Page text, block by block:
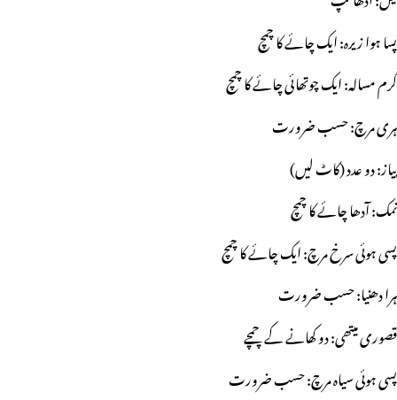
پسا ہوا زیرہ: ایک چائے کا چمچ
گرم مسالہ: ایک چوتھائی چائے کا چمچ
ہری مرچ: حسب ضرورت
پیاز: دو عدد (کاٹ لیں)
نمک: آدھا چائے کا چمچ
پسی ہوئی سرخ مرچ: ایک چائے کا چمچ
ہرا دھنیا: حسب ضرورت
قصوری میتھی: دو کھانے کے چمچے
پسی ہوئی سیاہ مرچ: حسب ضرورت